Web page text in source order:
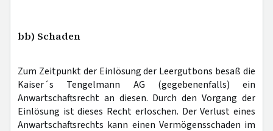
bb) Schaden
Zum Zeitpunkt der Einlösung der Leergutbons besaß die
Kaiser´s Tengelmann AG (gegebenenfalls) ein
Anwartschaftsrecht an diesen. Durch den Vorgang der
Einlösung ist dieses Recht erloschen. Der Verlust eines
Anwartschaftsrechts kann einen Vermögensschaden im